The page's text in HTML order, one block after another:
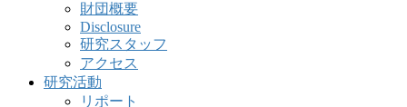
財団概要
Disclosure
研究スタッフ
アクセス
研究活動
リポート